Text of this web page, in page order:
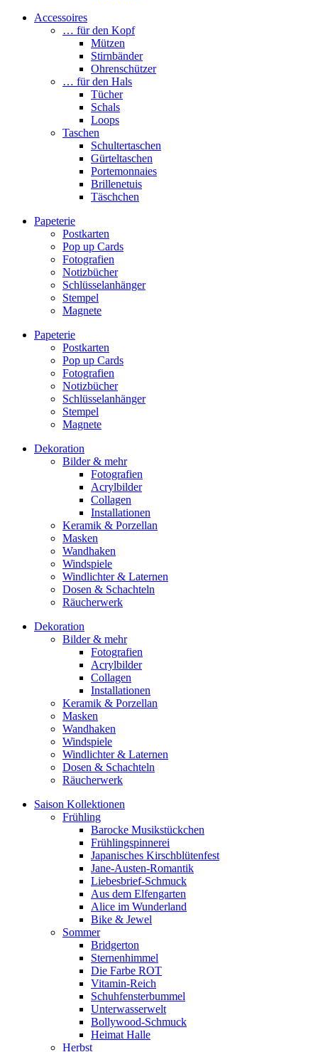
Accessoires
… für den Kopf
Mützen
Stirnbänder
Ohrenschützer
… für den Hals
Tücher
Schals
Loops
Taschen
Schultertaschen
Gürteltaschen
Portemonnaies
Brillenetuis
Täschchen
Papeterie
Postkarten
Pop up Cards
Fotografien
Notizbücher
Schlüsselanhänger
Stempel
Magnete
Papeterie
Postkarten
Pop up Cards
Fotografien
Notizbücher
Schlüsselanhänger
Stempel
Magnete
Dekoration
Bilder & mehr
Fotografien
Acrylbilder
Collagen
Installationen
Keramik & Porzellan
Masken
Wandhaken
Windspiele
Windlichter & Laternen
Dosen & Schachteln
Räucherwerk
Dekoration
Bilder & mehr
Fotografien
Acrylbilder
Collagen
Installationen
Keramik & Porzellan
Masken
Wandhaken
Windspiele
Windlichter & Laternen
Dosen & Schachteln
Räucherwerk
Saison Kollektionen
Frühling
Barocke Musikstückchen
Frühlingspinnerei
Japanisches Kirschblütenfest
Jane-Austen-Romantik
Liebesbrief-Schmuck
Aus dem Elfengarten
Alice im Wunderland
Bike & Jewel
Sommer
Bridgerton
Sternenhimmel
Die Farbe ROT
Vitamin-Reich
Schuhfensterbummel
Unterwasserwelt
Bollywood-Schmuck
Heimat Halle
Herbst